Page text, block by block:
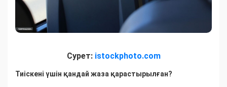
Сурет: istockphoto.com
Тиіскені үшін қандай жаза қарастырылған?